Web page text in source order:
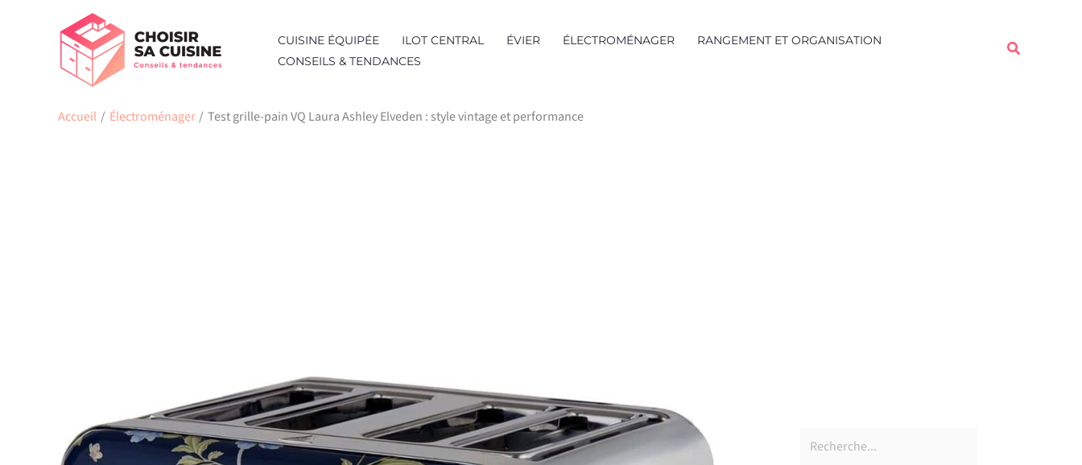
CUISINE ÉQUIPÉE ILOT CENTRAL ÉVIER ÉLECTROMÉNAGER
RANGEMENT ET ORGANISATION
CONSEILS & TENDANCES
Rechercher
Accueil Électroménager Test grille-pain VQ Laura Ashley Elveden : style vintage et performance